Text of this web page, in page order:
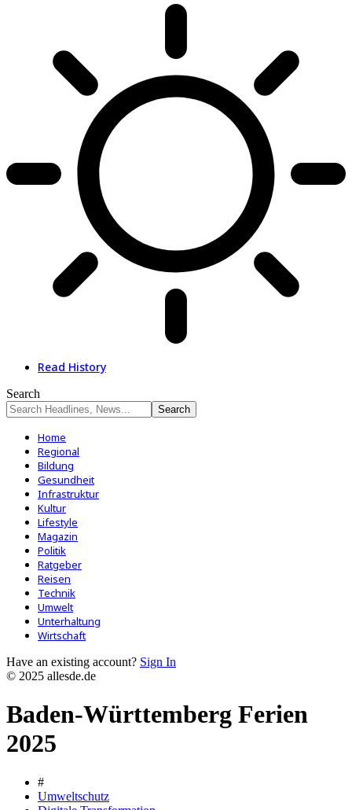
Read History
Search
Home
Regional
Bildung
Gesundheit
Infrastruktur
Kultur
Lifestyle
Magazin
Politik
Ratgeber
Reisen
Technik
Umwelt
Unterhaltung
Wirtschaft
Have an existing account? Sign In
© 2025 allesde.de
Baden-Württemberg Ferien
2025
#
Umweltschutz